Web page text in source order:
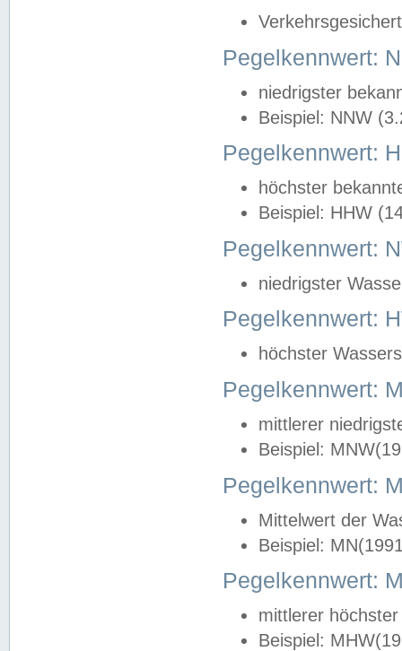
Pegelkennwert:
niedrigster
Beispiel: NNW
Pegelkennwert:
höchster
Beispiel: HHW
Pegelkennwert:
niedrigster
Pegelkennwert:
höchster
Pegelkennwert:
mittlerer
Beispiel:
Pegelkennwert:
Mittelwert der
Beispiel:
Pegelkennwert:
mittlerer
Beispiel: